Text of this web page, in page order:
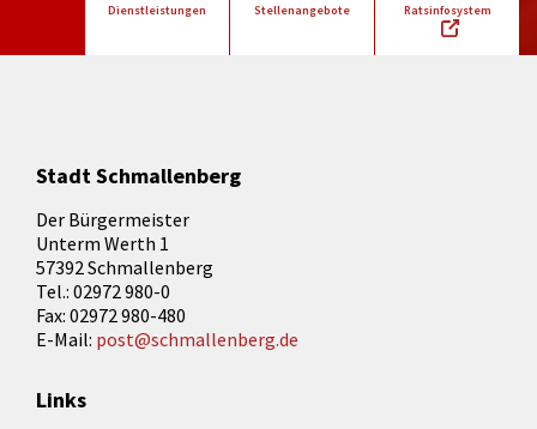
Dienstleistungen Stellenangebote Ratsinfosystem
Stadt Schmallenberg
Der Bürgermeister
Unterm Werth 1
57392 Schmallenberg
Tel.: 02972 980-0
Fax: 02972 980-480
E-Mail: post@schmallenberg.de
Links